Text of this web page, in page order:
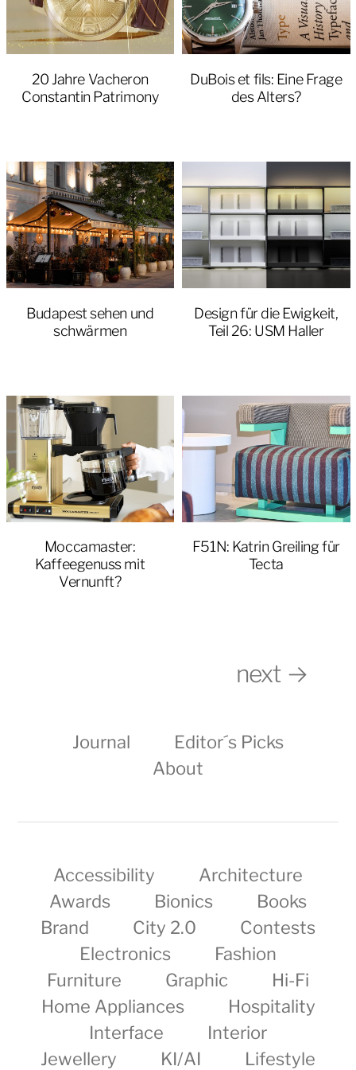
20 Jahre Vacheron
Constantin Patrimony
DuBois et fils: Eine Frage
des Alters?
Budapest sehen und
schwärmen
Design für die Ewigkeit,
Teil 26: USM Haller
Moccamaster:
Kaffeegenuss mit
Vernunft?
F51N: Katrin Greiling für
Tecta
next →
Journal
Editor´s Picks
About
Accessibility
Architecture
Awards
Bionics
Books
Brand
City 2.0
Contests
Electronics
Fashion
Furniture
Graphic
Hi-Fi
Home Appliances
Hospitality
Interface
Interior
Jewellery
KI/AI
Lifestyle